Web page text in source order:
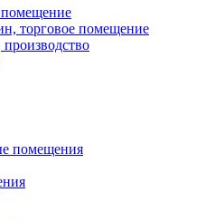
торговое помещение
помещения